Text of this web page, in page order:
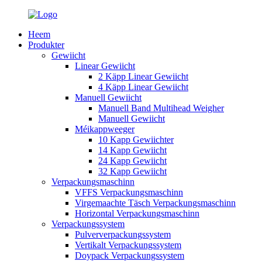
Heem
Produkter
Gewiicht
Linear Gewiicht
2 Käpp Linear Gewiicht
4 Käpp Linear Gewiicht
Manuell Gewiicht
Manuell Band Multihead Weigher
Manuell Gewiicht
Méikappweeger
10 Kapp Gewiichter
14 Kapp Gewiicht
24 Kapp Gewiicht
32 Kapp Gewiicht
Verpackungsmaschinn
VFFS Verpackungsmaschinn
Virgemaachte Täsch Verpackungsmaschinn
Horizontal Verpackungsmaschinn
Verpackungssystem
Pulververpackungssystem
Vertikalt Verpackungssystem
Doypack Verpackungssystem